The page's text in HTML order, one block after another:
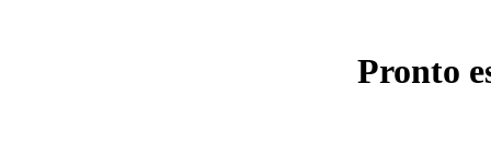
Pronto